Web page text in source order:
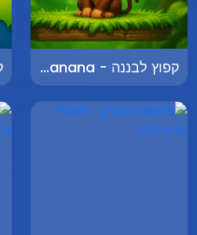
קפוץ לבננה - Jump to Banana